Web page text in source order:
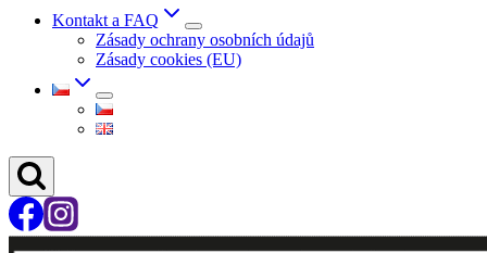
Kontakt a FAQ
Zásady ochrany osobních údajů
Zásady cookies (EU)